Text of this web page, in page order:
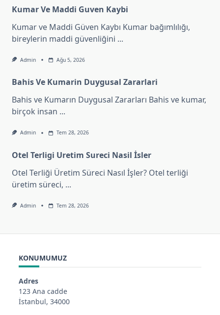
Kumar Ve Maddi Guven Kaybi
Kumar ve Maddi Güven Kaybı Kumar bağımlılığı,
bireylerin maddi güvenliğini ...
Admin Ağu 5, 2026
Bahis Ve Kumarin Duygusal Zararlari
Bahis ve Kumarın Duygusal Zararları Bahis ve kumar,
birçok insan ...
Admin Tem 28, 2026
Otel Terligi Uretim Sureci Nasil İsler
Otel Terliği Üretim Süreci Nasıl İşler? Otel terliği
üretim süreci, ...
Admin Tem 28, 2026
KONUMUMUZ
Adres
123 Ana cadde
İstanbul, 34000